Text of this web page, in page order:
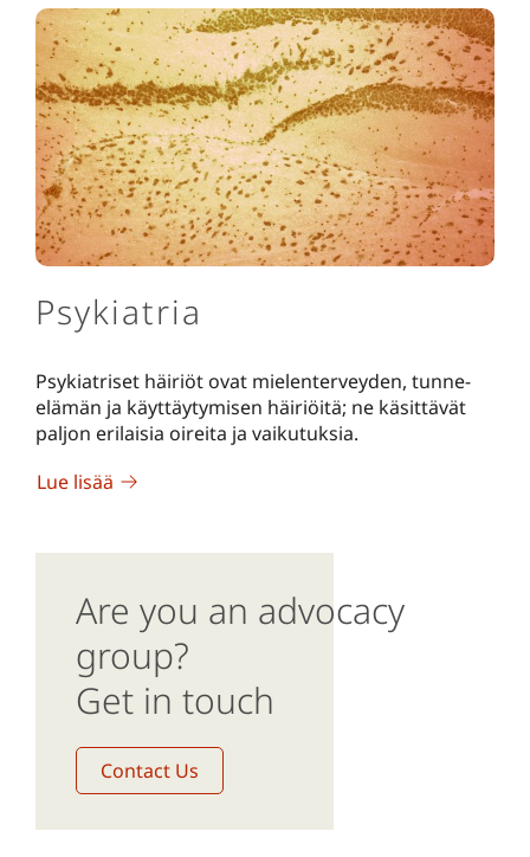
Psykiatria
Psykiatriset häiriöt ovat mielenterveyden, tunne-
elämän ja käyttäytymisen häiriöitä; ne käsittävät
paljon erilaisia oireita ja vaikutuksia.
Lue lisää
Are you an advocacy
group?
Get in touch
Contact Us